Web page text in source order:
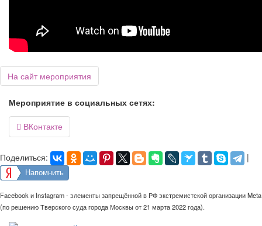
На сайт мероприятия
Мероприятие в социальных сетях:
 ВКонтакте
Поделиться: |
Напомнить
Facebook и Instagram - элементы запрещённой в РФ экстремистской организации Meta
(по решению Тверского суда города Москвы от 21 марта 2022 года).